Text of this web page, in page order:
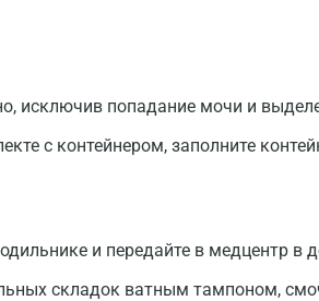
исключив попадание мочи и
с контейнером, заполните
и передайте в медцентр в
складок ватным тампоном,
Астрахань
Балашиха